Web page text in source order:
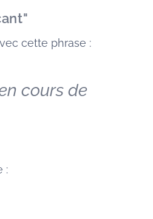
cette phrase :
cours de
: